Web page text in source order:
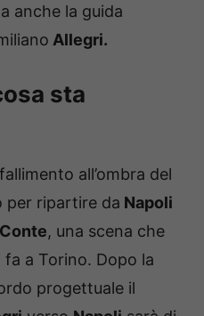
anche la guida
Allegri.
sta
all’ombra del
per ripartire da Napoli
Conte, una scena che
a Torino. Dopo la
progettuale il